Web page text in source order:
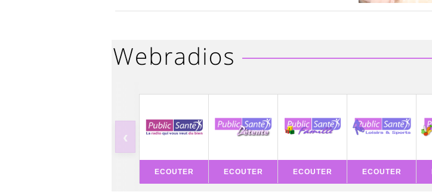
‹
ECOUTER ECOUTER ECOUTER ECOUTER